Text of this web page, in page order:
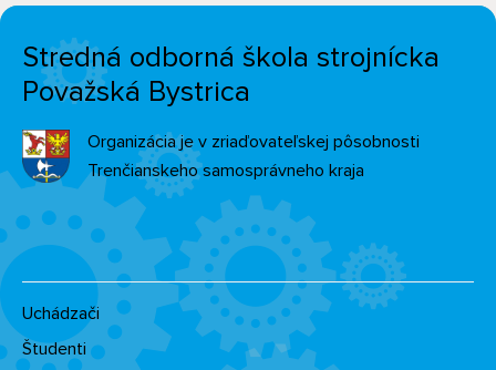
Stredná odborná škola strojnícka
Považská Bystrica
Organizácia je v zriaďovateľskej pôsobnosti
Trenčianskeho samosprávneho kraja
Uchádzači
Študenti